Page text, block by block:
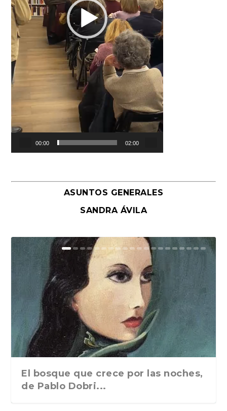
00:00 02:00
ASUNTOS GENERALES
SANDRA ÁVILA
El bosque que crece por las noches,
de Pablo Dobri...